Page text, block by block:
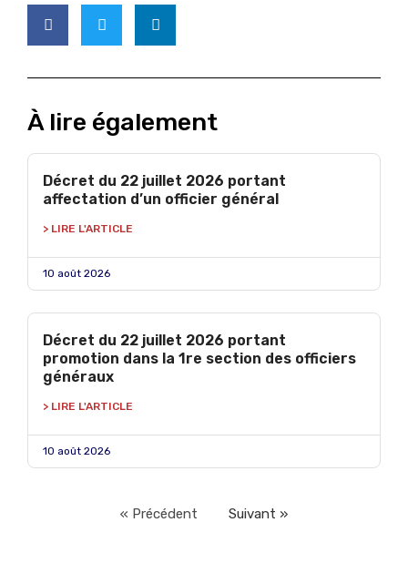
À lire également
Décret du 22 juillet 2026 portant
affectation d’un officier général
> LIRE L'ARTICLE
10 août 2026
Décret du 22 juillet 2026 portant
promotion dans la 1re section des officiers
généraux
> LIRE L'ARTICLE
10 août 2026
« Précédent Suivant »